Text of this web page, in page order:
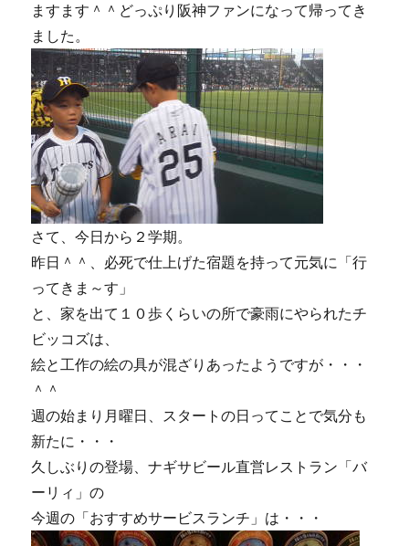
ますます＾＾どっぷり阪神ファンになって帰ってき
ました。
さて、今日から２学期。
昨日＾＾、必死で仕上げた宿題を持って元気に「行
ってきま～す」
と、家を出て１０歩くらいの所で豪雨にやられたチ
ビッコズは、
絵と工作の絵の具が混ざりあったようですが・・・
＾＾
週の始まり月曜日、スタートの日ってことで気分も
新たに・・・
久しぶりの登場、ナギサビール直営レストラン「バ
ーリィ」の
今週の「おすすめサービスランチ」は・・・